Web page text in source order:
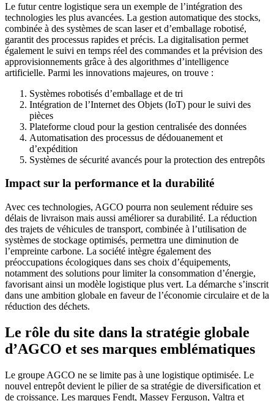
Le futur centre logistique sera un exemple de l’intégration des
technologies les plus avancées. La gestion automatique des stocks,
combinée à des systèmes de scan laser et d’emballage robotisé,
garantit des processus rapides et précis. La digitalisation permet
également le suivi en temps réel des commandes et la prévision des
approvisionnements grâce à des algorithmes d’intelligence
artificielle. Parmi les innovations majeures, on trouve :
Systèmes robotisés d’emballage et de tri
Intégration de l’Internet des Objets (IoT) pour le suivi des
pièces
Plateforme cloud pour la gestion centralisée des données
Automatisation des processus de dédouanement et
d’expédition
Systèmes de sécurité avancés pour la protection des entrepôts
Impact sur la performance et la durabilité
Avec ces technologies, AGCO pourra non seulement réduire ses
délais de livraison mais aussi améliorer sa durabilité. La réduction
des trajets de véhicules de transport, combinée à l’utilisation de
systèmes de stockage optimisés, permettra une diminution de
l’empreinte carbone. La société intègre également des
préoccupations écologiques dans ses choix d’équipements,
notamment des solutions pour limiter la consommation d’énergie,
favorisant ainsi un modèle logistique plus vert. La démarche s’inscrit
dans une ambition globale en faveur de l’économie circulaire et de la
réduction des déchets.
Le rôle du site dans la stratégie globale
d’AGCO et ses marques emblématiques
Le groupe AGCO ne se limite pas à une logistique optimisée. Le
nouvel entrepôt devient le pilier de sa stratégie de diversification et
de croissance. Les marques Fendt, Massey Ferguson, Valtra et